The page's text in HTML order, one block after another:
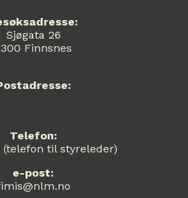
Sjøgata 26
Finnsnes
Telefon:
(telefon til styreleder)
e-post: